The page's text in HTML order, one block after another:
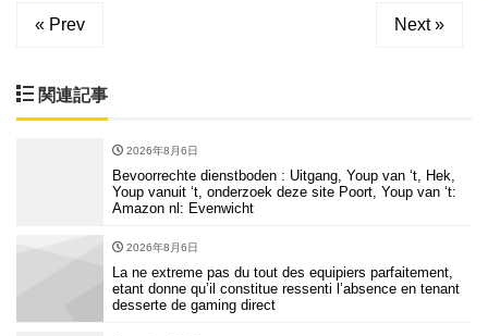
« Prev Next »
関連記事
2026年8月6日
Bevoorrechte dienstboden : Uitgang, Youp van ‘t, Hek,
Youp vanuit ‘t, onderzoek deze site Poort, Youp van ‘t:
Amazon nl: Evenwicht
2026年8月6日
La ne extreme pas du tout des equipiers parfaitement,
etant donne qu’il constitue ressenti l’absence en tenant
desserte de gaming direct